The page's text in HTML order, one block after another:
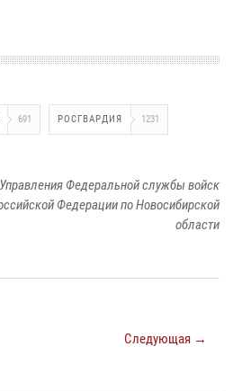
691 РОСГВАРДИЯ 1231
Федеральной службы войск
Федерации по Новосибирской
области
Следующая →